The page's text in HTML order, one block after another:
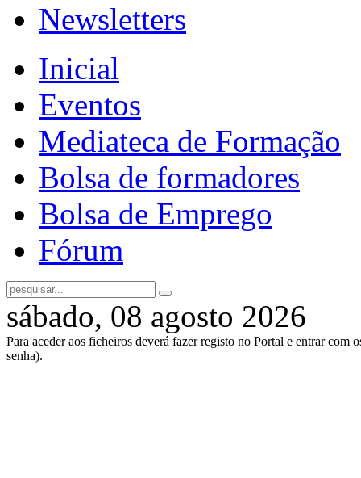
Newsletters
Inicial
Eventos
Mediateca de Formação
Bolsa de formadores
Bolsa de Emprego
Fórum
sábado, 08 agosto 2026
Para aceder aos ficheiros deverá fazer registo no Portal e entrar com
senha).